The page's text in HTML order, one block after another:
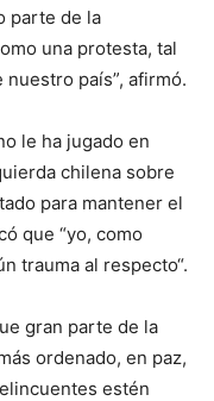
parte de la
una protesta, tal
país”, afirmó.
le ha jugado en
chilena sobre
para mantener el
que “yo, como
trauma al respecto“.
gran parte de la
ordenado, en paz,
estén